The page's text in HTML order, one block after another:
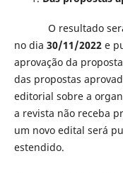
O resultado será
no dia 30/11/2022e
aprovação da
das propostas
editorial sobre a
a revista não receba
um novo edital será
estendido.